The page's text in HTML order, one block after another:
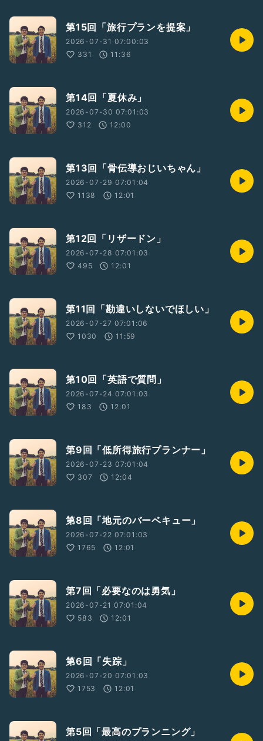
第15回「旅行プランを提案」
2026-07-31 07:00:03
331
11:36
第14回「夏休み」
2026-07-30 07:01:03
312
12:00
第13回「骨伝導おじいちゃん」
2026-07-29 07:01:04
1138
12:01
第12回「リザードン」
2026-07-28 07:01:03
495
12:01
第11回「勘違いしないでほしい」
2026-07-27 07:01:06
1030
11:59
第10回「英語で質問」
2026-07-24 07:01:03
183
12:01
第9回「低所得旅行プランナー」
2026-07-23 07:01:04
307
12:04
第8回「地元のバーベキュー」
2026-07-22 07:01:03
1765
12:01
第7回「必要なのは勇気」
2026-07-21 07:01:04
583
12:01
第6回「失踪」
2026-07-20 07:01:03
1753
12:01
第5回「最高のプランニング」